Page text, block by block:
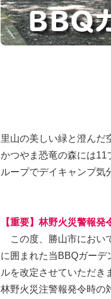
里山の美しい緑と澄んだ
かつやま恐竜の森には11
ループでデイキャンプ気
【重要】林野火災警報
この度、勝山市におい
に囲まれた当BBQガー
ルを改定させていただき
林野火災注警報発令時の